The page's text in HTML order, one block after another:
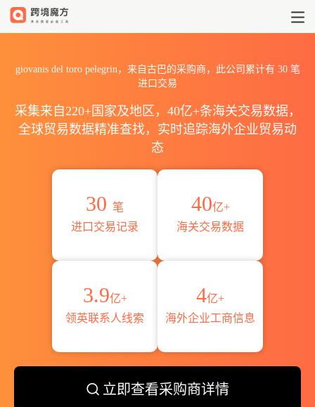
giovanis del toro pelegrin，来自古巴的采购商，此公司累计有 30笔
进口交易
采集来自220+国家及地区，40亿+条海关交易数据，
全球贸易数据精准查找，实时追踪海外企业贸易动
态
30 笔
进口交易记录
40亿+
海关交易数据
3.9亿+
领英联系人线索
4亿+
海外企业工商信息
立即查看采购商详情